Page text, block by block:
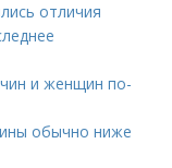
отличия
и женщин по-
обычно ниже